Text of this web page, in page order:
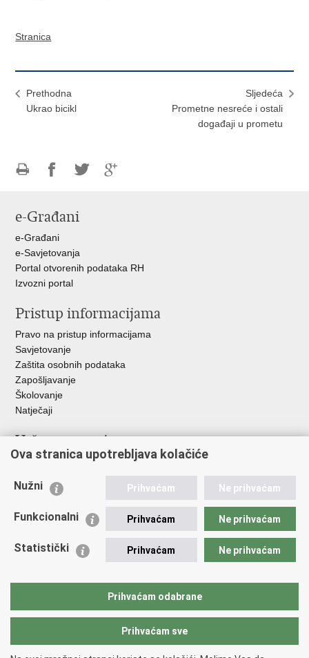
Stranica
Prethodna
Ukrao bicikl
Sljedeća
Prometne nesreće i ostali
događaji u prometu
FacebookuTwitteru
e-Građani
e-Građani
e-Savjetovanja
Portal otvorenih podataka RH
Izvozni portal
Pristup informacijama
Pravo na pristup informacijama
Savjetovanje
Zaštita osobnih podataka
Zapošljavanje
Školovanje
Natječaji
Važne poveznice
Ministarstvo unutarnjih poslova
Udruge
Policijska akademija
Zaklada policijske solidarnosti
Vučetić"
Ova stranica upotrebljava kolačiće
Nužni Prihvaćam Ne prihvaćam
Funkcionalni Prihvaćam Ne prihvaćam
Statistički Prihvaćam Ne prihvaćam
Prihvaćam odabrane
Prihvaćam sve